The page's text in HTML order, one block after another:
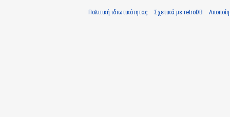
Πολιτική ιδιωτικότητας Σχετικά με retroDB